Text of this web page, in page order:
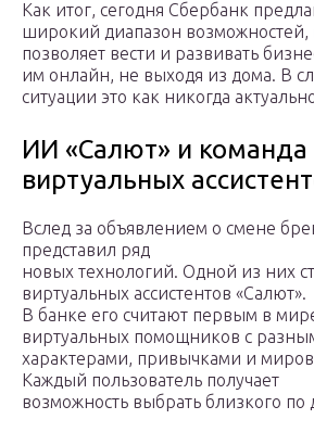
Как итог, сегодня Сбербанк
широкий диапазон возможностей,
позволяет вести и развивать
им онлайн, не выходя из дома. В
ситуации это как никогда
ИИ «Салют» и команда
виртуальных
Вслед за объявлением о смене
представил ряд
новых технологий. Одной из них
виртуальных ассистентов «Салют».
В банке его считают первым в
виртуальных помощников с
характерами, привычками и
Каждый пользователь получает
возможность выбрать близкого по